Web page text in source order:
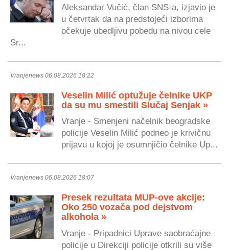
Aleksandar Vučić, član SNS-a, izjavio je
u četvrtak da na predstojeći izborima
očekuje ubedljivu pobedu na nivou cele
Sr...
Vranjenews 06.08.2026 18:22
Veselin Milić optužuje čelnike UKP
da su mu smestili Slučaj Senjak »
Vranje - Smenjeni načelnik beogradske
policije Veselin Milić podneo je krivičnu
prijavu u kojoj je osumnjičio čelnike Up...
Vranjenews 06.08.2026 18:07
Presek rezultata MUP-ove akcije:
Oko 250 vozača pod dejstvom
alkohola »
Vranje - Pripadnici Uprave saobraćajne
policije u Direkciji policije otkrili su više